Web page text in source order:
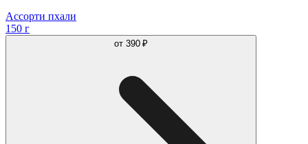
Ассорти пхали
150 г
от 390 ₽